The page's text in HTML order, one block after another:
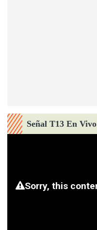
Señal T13 En Vivo